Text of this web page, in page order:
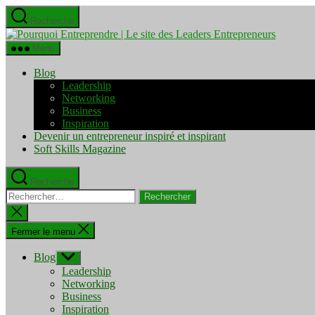
Aller
au
contenu
Recherche
Pourquoi
Menu
Blog
Leadership
Networking
Business
Inspiration
Devenir un entrepreneur inspiré et inspirant
Soft Skills Magazine
Recherche
Rechercher :
Fermer
la
recherche
Fermer le menu
Blog Afficher
le
sous-
menu
Leadership
Networking
Business
Inspiration